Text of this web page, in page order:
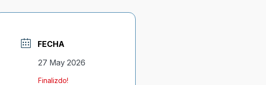
FECHA
27 May 2026
Finalizdo!